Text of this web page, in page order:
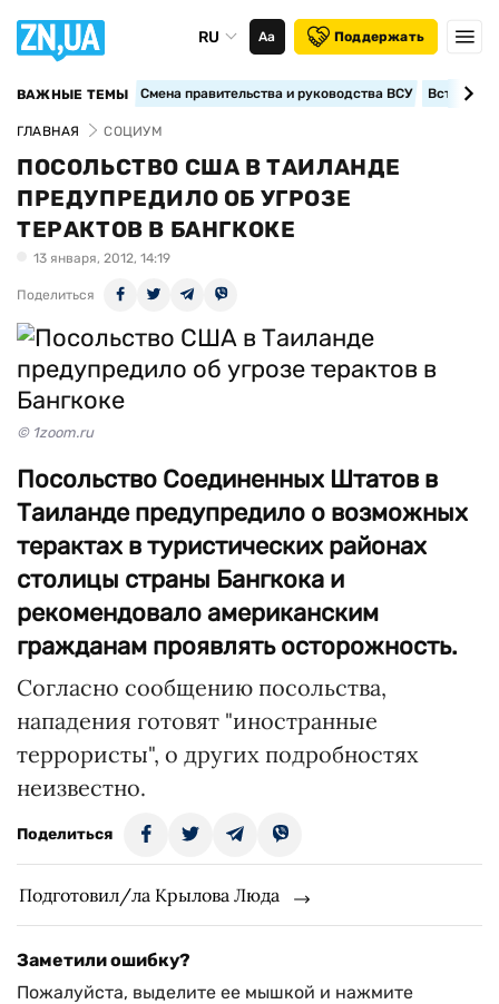
RU Аа Поддержать
ВАЖНЫЕ ТЕМЫ Смена правительства и руководства ВСУ
ГЛАВНАЯ СОЦИУМ
ПОСОЛЬСТВО США В ТАИЛАНДЕ
ПРЕДУПРЕДИЛО ОБ УГРОЗЕ
ТЕРАКТОВ В БАНГКОКЕ
13 января, 2012, 14:19
Поделиться
© 1zoom.ru
Посольство Соединенных Штатов в
Таиланде предупредило о возможных
терактах в туристических районах
столицы страны Бангкока и
рекомендовало американским
гражданам проявлять осторожность.
Согласно сообщению посольства,
нападения готовят "иностранные
террористы", о других подробностях
неизвестно.
Поделиться
Подготовил/ла Крылова Люда
Заметили ошибку?
Пожалуйста, выделите ее мышкой и нажмите